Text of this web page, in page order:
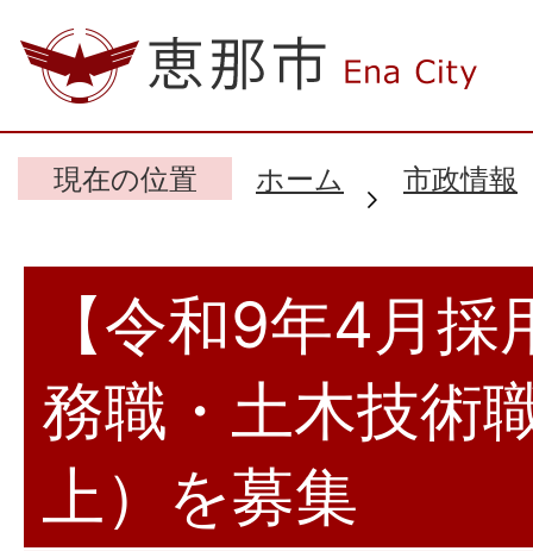
現在の位置 ホーム 市政情報
【令和9年4月
務職・土木技術
上）を募集